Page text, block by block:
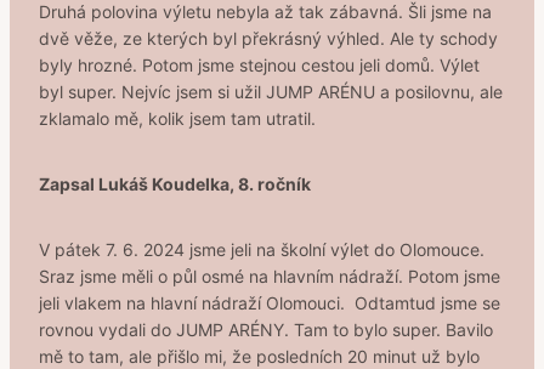
Druhá polovina výletu nebyla až tak zábavná. Šli jsme na
dvě věže, ze kterých byl překrásný výhled. Ale ty schody
byly hrozné. Potom jsme stejnou cestou jeli domů. Výlet
byl super. Nejvíc jsem si užil JUMP ARÉNU a posilovnu, ale
zklamalo mě, kolik jsem tam utratil.
Zapsal Lukáš Koudelka, 8. ročník
V pátek 7. 6. 2024 jsme jeli na školní výlet do Olomouce.
Sraz jsme měli o půl osmé na hlavním nádraží. Potom jsme
jeli vlakem na hlavní nádraží Olomouci. Odtamtud jsme se
rovnou vydali do JUMP ARÉNY. Tam to bylo super. Bavilo
mě to tam, ale přišlo mi, že posledních 20 minut už bylo